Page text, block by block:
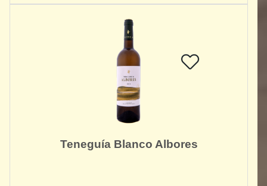
Teneguía Blanco Albores